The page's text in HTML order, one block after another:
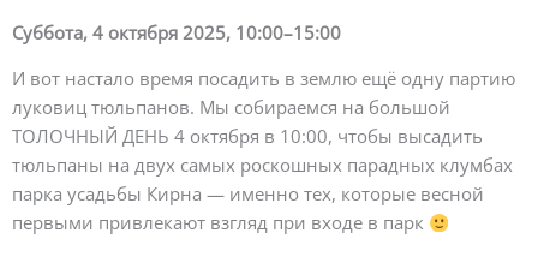
Суббота, 4 октября 2025, 10:00–15:00
И вот настало время посадить в землю ещё одну партию
луковиц тюльпанов. Мы собираемся на большой
ТОЛОЧНЫЙ ДЕНЬ 4 октября в 10:00, чтобы высадить
тюльпаны на двух самых роскошных парадных клумбах
парка усадьбы Кирна — именно тех, которые весной
первыми привлекают взгляд при входе в парк